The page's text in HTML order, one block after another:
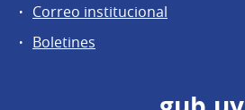
Correo institucional
Boletines